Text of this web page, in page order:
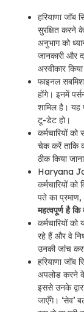
हरियाणा जॉब
सुरक्षित करने
अनुभाग को
जानकारी और
अस्वीकार
फाइनल
होंगे। इनमें
शामिल है। यह
टू-डेट हो।
कर्मचारियों
चेक करें ताकि
ठीक किया
Haryana
कर्मचारियों
पते का
महत्वपूर्ण है
कर्मचारियों
रहे हैं और वे
उनकी जांच
हरियाणा जॉब
अपलोड करने के
इससे उनके
जाएँगे। ‘सेव’